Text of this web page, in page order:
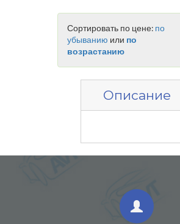
Сортировать по цене: по
убыванию или по
возрастанию
Описание